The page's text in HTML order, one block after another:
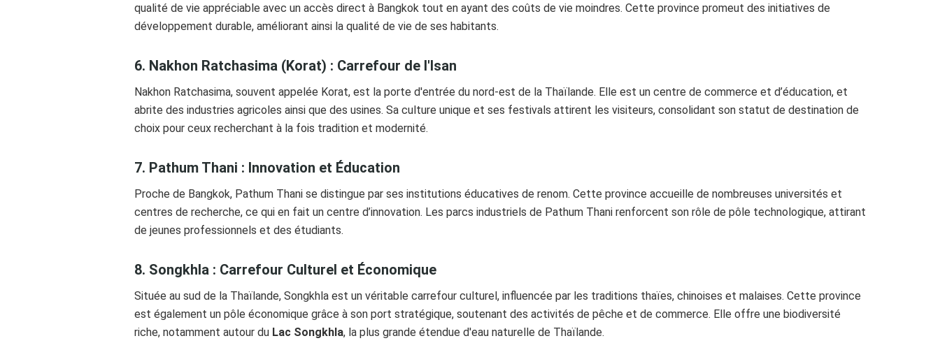
qualité de vie appréciable avec un accès direct à Bangkok tout en ayant des coûts de vie moindres. Cette province promeut des initiatives de
développement durable, améliorant ainsi la qualité de vie de ses habitants.
6. Nakhon Ratchasima (Korat) : Carrefour de l'Isan
Nakhon Ratchasima, souvent appelée Korat, est la porte d'entrée du nord-est de la Thaïlande. Elle est un centre de commerce et d’éducation, et
abrite des industries agricoles ainsi que des usines. Sa culture unique et ses festivals attirent les visiteurs, consolidant son statut de destination de
choix pour ceux recherchant à la fois tradition et modernité.
7. Pathum Thani : Innovation et Éducation
Proche de Bangkok, Pathum Thani se distingue par ses institutions éducatives de renom. Cette province accueille de nombreuses universités et
centres de recherche, ce qui en fait un centre d’innovation. Les parcs industriels de Pathum Thani renforcent son rôle de pôle technologique, attirant
de jeunes professionnels et des étudiants.
8. Songkhla : Carrefour Culturel et Économique
Située au sud de la Thaïlande, Songkhla est un véritable carrefour culturel, influencée par les traditions thaïes, chinoises et malaises. Cette province
est également un pôle économique grâce à son port stratégique, soutenant des activités de pêche et de commerce. Elle offre une biodiversité
riche, notamment autour du Lac Songkhla, la plus grande étendue d'eau naturelle de Thaïlande.